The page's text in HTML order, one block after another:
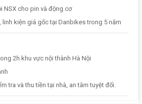
NSX cho pin và động cơ
linh kiện giá gốc tại Danbikes trong 5 năm
2h khu vực nội thành Hà Nội
tra và thu tiền tại nhà, an tâm tuyệt đối.